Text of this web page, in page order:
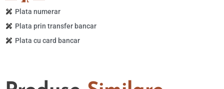
Plata numerar
Plata prin transfer bancar
Plata cu card bancar